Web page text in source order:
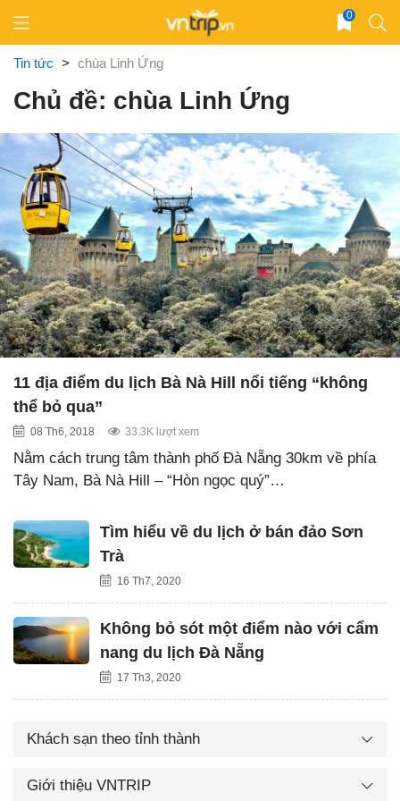
content
0
Tin tức > chùa Linh Ứng
Chủ đề: chùa Linh Ứng
11 địa điểm du lịch Bà Nà Hill nổi tiếng “không
thể bỏ qua”
08 Th6, 2018 33.3K lượt xem
Nằm cách trung tâm thành phố Đà Nẵng 30km về phía
Tây Nam, Bà Nà Hill – “Hòn ngọc quý”…
Tìm hiểu về du lịch ở bán đảo Sơn
Trà
16 Th7, 2020
Không bỏ sót một điểm nào với cẩm
nang du lịch Đà Nẵng
17 Th3, 2020
Khách sạn theo tỉnh thành
Giới thiệu VNTRIP